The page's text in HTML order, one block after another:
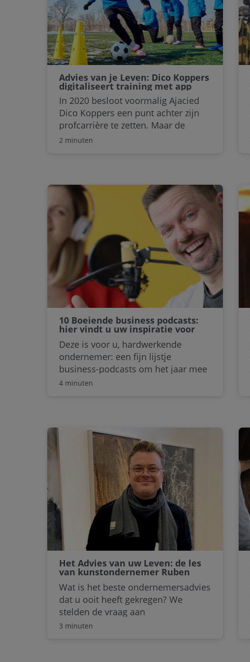
Advies van je Leven: Dico Koppers
digitaliseert training met app
In 2020 besloot voormalig Ajacied
Dico Koppers een punt achter zijn
profcarrière te zetten. Maar de
voetballerij achter zich laten? No
2025 lanceerde hij de FC Pro-app
waarmee hij jeugd- en
amateurvoetbaltrainingen leuker én
doeltreffender maakt.
2 minuten
10 Boeiende business podcasts:
hier vindt u uw inspiratie voor
Deze is voor u, hardwerkende
ondernemer: een fijn lijstje
business-podcasts om het jaar mee
uit te luiden. Inspiratie en brandstof
nieuwe ideeën om er een knaljaar
van te maken.
4 minuten
Het Advies van uw Leven: de les
van kunstondernemer Ruben
Bunder
Wat is het beste ondernemersadvies
dat u ooit heeft gekregen? We
stelden de vraag aan
kunstondernemer Ruben Bunder, in
3 minuten